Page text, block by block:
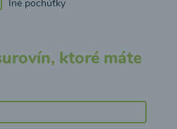
Iné pochúťky
ktoré máte